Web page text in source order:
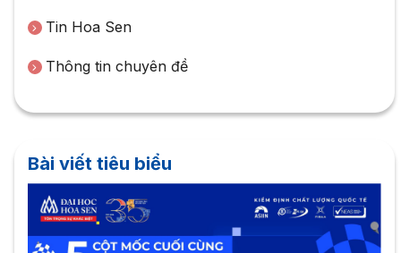
Tin Hoa Sen
Thông tin chuyên đề
Bài viết tiêu biểu